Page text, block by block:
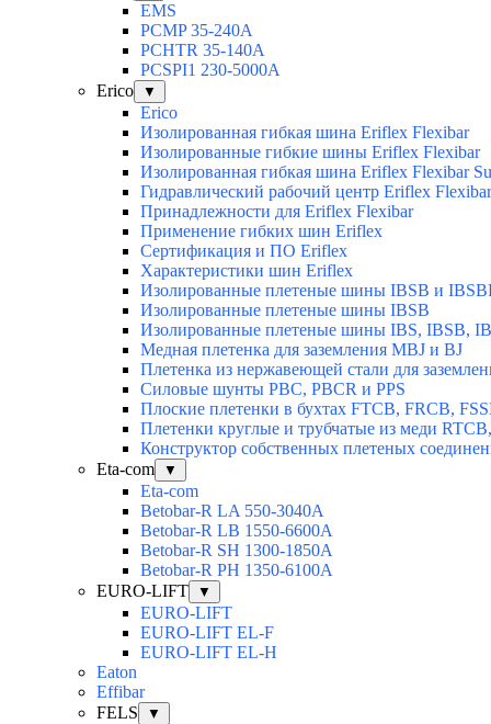
EMS
PCMP 35-240A
PCHTR 35-140А
PCSPI1 230-5000A
Erico
▼
Erico
Изолированная гибкая шина Eriflex Flexibar
Изолированные гибкие шины Eriflex Flexibar
Изолированная гибкая шина Eriflex Flexibar
Гидравлический рабочий центр Eriflex Flexibar
Принадлежности для Eriflex Flexibar
Применение гибких шин Eriflex
Сертификация и ПО Eriflex
Характеристики шин Eriflex
Изолированные плетеные шины IBSB и
Изолированные плетеные шины IBSB
Изолированные плетеные шины IBS, IBSB,
Медная плетенка для заземления MBJ и BJ
Плетенка из нержавеющей стали для
Силовые шунты PBC, PBCR и PPS
Плоские плетенки в бухтах FTCB, FRCB,
Плетенки круглые и трубчатые из меди
Конструктор собственных плетеных
Eta-com
▼
Eta-com
Betobar-R LA 550-3040А
Betobar-R LВ 1550-6600А
Betobar-R SH 1300-1850A
Betobar-R РH 1350-6100А
EURO-LIFT
▼
EURO-LIFT
EURO-LIFT EL-F
EURO-LIFT EL-H
Eaton
Effibar
FELS
▼